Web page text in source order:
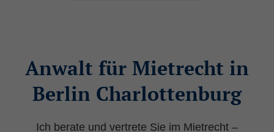
Anwalt für Mietrecht in
Berlin Charlottenburg
Ich berate und vertrete Sie im Mietrecht –